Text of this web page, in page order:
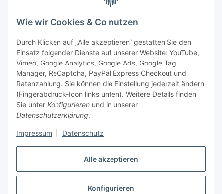
Alle akzeptieren
Konfigurieren
Wie wir Cookies & Co nutzen
Durch Klicken auf „Alle akzeptieren“ gestatten Sie den
Einsatz folgender Dienste auf unserer Website: YouTube,
Vimeo, Google Analytics, Google Ads, Google Tag
Manager, ReCaptcha, PayPal Express Checkout und
Ratenzahlung. Sie können die Einstellung jederzeit ändern
(Fingerabdruck-Icon links unten). Weitere Details finden
Sie unter Konfigurieren und in unserer
Datenschutzerklärung.
Impressum Datenschutz
Datenschutzerklärungregelmäßig und jederzeit widerruflich
Abonnieren
Informationen
Gesetzliche Informationen
Vertrag widerrufen